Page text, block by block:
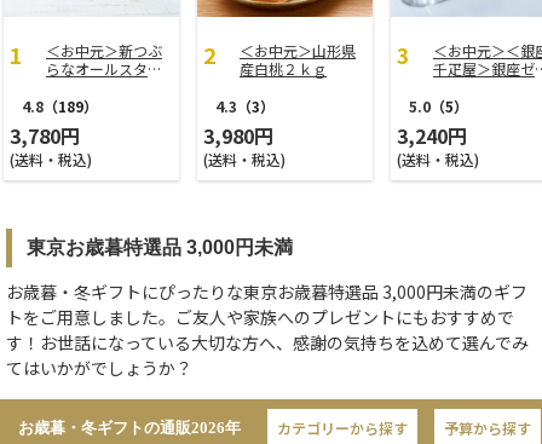
＜お中元＞新つぶ
らなオールスター
4.8 （189）
3,780円
(送料・税込)
＜お中元＞山形県
産白桃２ｋｇ
4.3 （3）
3,980円
(送料・税込)
＜お中元＞＜銀
千疋屋＞銀座ゼ
5.0 （5）
3,240円
(送料・税込)
東京お歳暮特選品 3,000円未満
お歳暮・冬ギフトにぴったりな東京お歳暮特選品 3,000円未満のギフ
トをご用意しました。ご友人や家族へのプレゼントにもおすすめで
す！お世話になっている大切な方へ、感謝の気持ちを込めて選んでみ
てはいかがでしょうか？
お歳暮・冬ギフトの通販2026年 カテゴリーから探す 予算から探す